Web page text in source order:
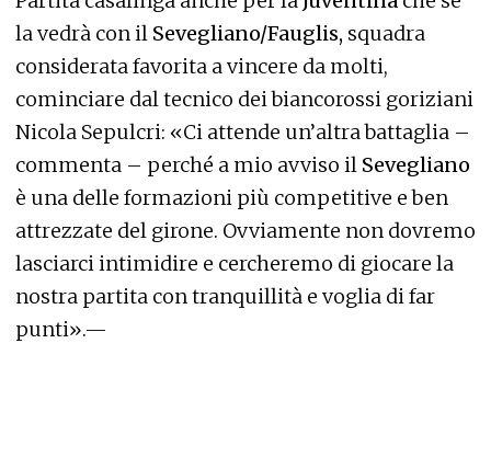
la vedrà con il Sevegliano/Fauglis, squadra
considerata favorita a vincere da molti,
cominciare dal tecnico dei biancorossi goriziani
Nicola Sepulcri: «Ci attende un’altra battaglia –
commenta – perché a mio avviso il Sevegliano
è una delle formazioni più competitive e ben
attrezzate del girone. Ovviamente non dovremo
lasciarci intimidire e cercheremo di giocare la
nostra partita con tranquillità e voglia di far
punti».—